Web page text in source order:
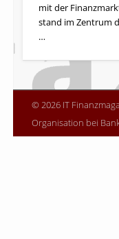
mit der
stand im Zentrum
…
© 2026 IT
Organisation bei